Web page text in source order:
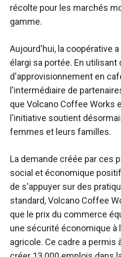
récolte pour les marchés
gamme.
Aujourd'hui, la coopérative
élargi sa portée. En utilisant
d'approvisionnement en
l'intermédiaire de
que Volcano Coffee Works
l'initiative soutient
femmes et leurs familles.
La demande créée par ces
social et économique
de s'appuyer sur des
standard, Volcano Coffee
que le prix du commerce
une sécurité économique à
agricole. Ce cadre a permis